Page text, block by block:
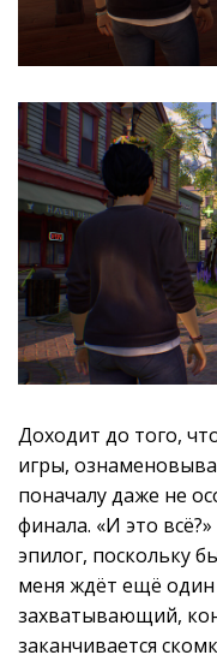
Доходит до того,
игры,
поначалу даже не
финала. «И это
эпилог, поскольку
меня ждёт ещё
захватывающий,
заканчивается